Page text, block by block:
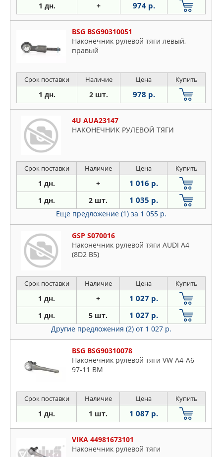
1 дн. + 974 р.
BSG BSG90310051
Наконечник рулевой тяги левый,
правый
Срок поставки Наличие Цена Купить
1 дн. 2 шт. 978 р.
4U AUA23147
НАКОНЕЧНИК РУЛЕВОЙ ТЯГИ
Срок поставки Наличие Цена Купить
1 дн. + 1 016 р.
1 дн. 2 шт. 1 035 р.
Еще предложение (1) за 1 055 р.
GSP S070016
Наконечник рулевой тяги AUDI A4
(8D2 B5)
Срок поставки Наличие Цена Купить
1 дн. + 1 027 р.
1 дн. 5 шт. 1 027 р.
Другие предложения (2) от 1 027 р.
BSG BSG90310078
Наконечник рулевой тяги VW A4-A6
97-11 BM
Срок поставки Наличие Цена Купить
1 дн. 1 шт. 1 087 р.
VIKA 44981673101
Наконечник рулевой тяги